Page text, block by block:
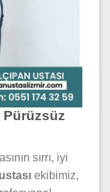
Pürüzsüz
sırrı, iyi
ekibimiz,